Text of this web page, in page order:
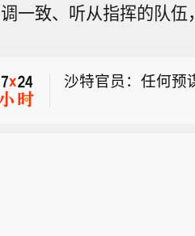
调一致、听从指挥的队伍
间8月6日，美国
产业展开更大规模
沙特官员：任何预